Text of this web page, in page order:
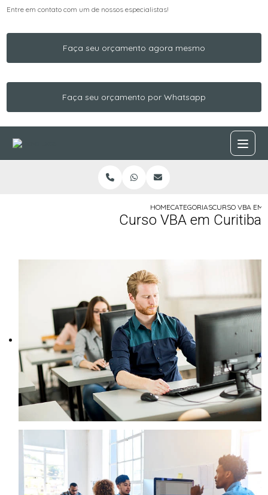
Entre em contato com um de nossos especialistas!
Faça seu orçamento agora mesmo
Faça seu orçamento por Whatsapp
HOMECATEGORIASCURSO VBA EM
Curso VBA em Curitiba